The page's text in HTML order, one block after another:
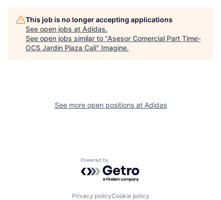
This job is no longer accepting applications
See open jobs at Adidas.
See open jobs similar to "Asesor Comercial Part Time-
OCS Jardin Plaza Cali" Imagine.
See more open positions at Adidas
Powered by Getro.com
Privacy policyCookie policy